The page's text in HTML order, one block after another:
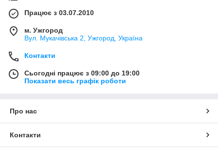
Працює з 03.07.2010
м. Ужгород
Вул. Мукачівська 2, Ужгород, Україна
Контакти
Сьогодні працює з 09:00 до 19:00
Показати весь графік роботи
Про нас
Контакти